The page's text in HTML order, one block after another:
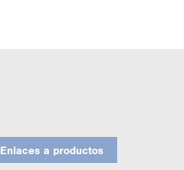
En­la­ces a pro­duc­tos